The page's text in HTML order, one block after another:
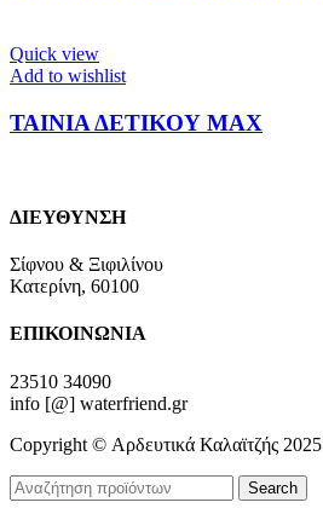
Quick view
Add to wishlist
ΤΑΙΝΙΑ ΔΕΤΙΚΟΥ MAX
ΔΙΕΥΘΥΝΣΗ
Σίφνου & Ξιφιλίνου
Κατερίνη, 60100
ΕΠΙΚΟΙΝΩΝΙΑ
23510 34090
info [@] waterfriend.gr
Copyright © Αρδευτικά Καλαϊτζής 2025
Search